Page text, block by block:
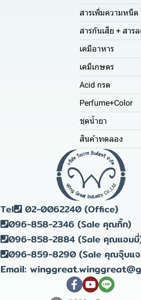
สารเพิ่มความหนืด
สารกันเสีย + สาร
เคมีอาหาร
เคมีเกษตร
Acid กรด
Perfume+Color
ชุดน้ำยา
สินค้าทดลอง
Tel 02-0062240 (Office)
096-858-2346 (Sale คุณกิ๊ก)
096-858-2884 (Sale คุณแอม
096-859-8290 (Sale คุณจุ๊บแ
Email: